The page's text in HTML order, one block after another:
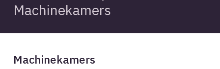
Machinekamers
Machinekamers